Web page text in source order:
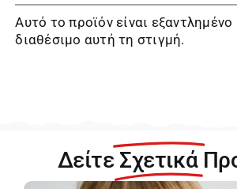
Αυτό το προϊόν είναι εξαντλημένο
διαθέσιμο αυτή τη στιγμή.
Δείτε Σχετικά